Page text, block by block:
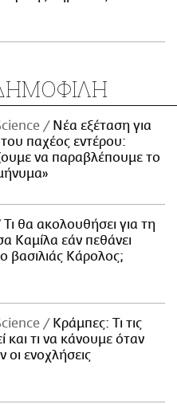
Νέα εξέταση για
του παχέος εντέρου:
να παραβλέπουμε το
Τι θα ακολουθήσει για τη
Καμίλα εάν πεθάνει
βασιλιάς Κάρολος;
Κράμπες: Τι τις
και τι να κάνουμε όταν
οι ενοχλήσεις